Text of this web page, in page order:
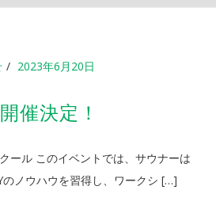
2023年6月20日
催決定！
このイベントでは、サウナーは
ノウハウを習得し、ワークシ […]